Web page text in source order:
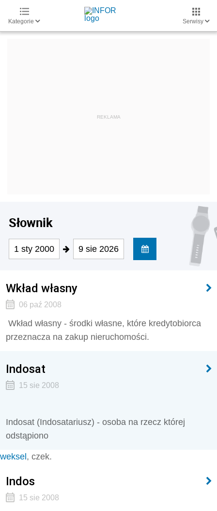
Kategorie Serwisy
Słownik
1 sty 2000 9 sie 2026
Wkład własny
06 paź 2008
Wkład własny - środki własne, które kredytobiorca
przeznacza na zakup nieruchomości.
Indosat
15 sie 2008
Indosat (Indosatariusz) - osoba na rzecz której
odstąpiono
weksel , czek.
Indos
15 sie 2008